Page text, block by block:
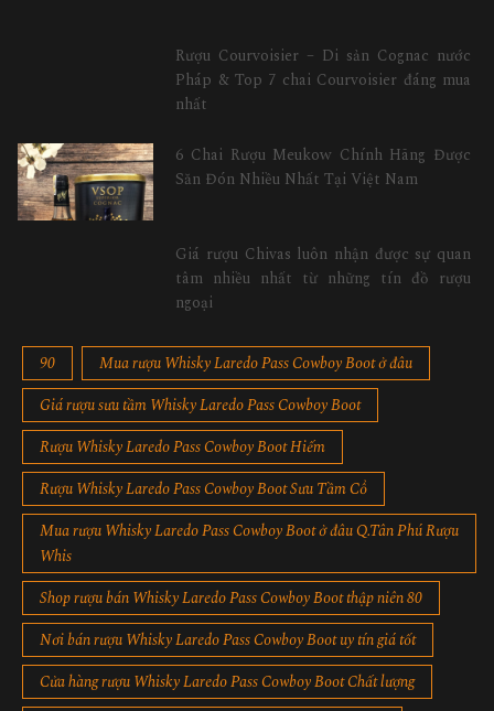
Rượu Courvoisier – Di sản Cognac nước
Pháp & Top 7 chai Courvoisier đáng mua
nhất
6 Chai Rượu Meukow Chính Hãng Được
Săn Đón Nhiều Nhất Tại Việt Nam
Giá rượu Chivas luôn nhận được sự quan
tâm nhiều nhất từ những tín đồ rượu
ngoại
90
Mua rượu Whisky Laredo Pass Cowboy Boot ở đâu
Giá rượu sưu tầm Whisky Laredo Pass Cowboy Boot
Rượu Whisky Laredo Pass Cowboy Boot Hiếm
Rượu Whisky Laredo Pass Cowboy Boot Sưu Tầm Cổ
Mua rượu Whisky Laredo Pass Cowboy Boot ở đâu Q.Tân Phú Rượu
Whis
Shop rượu bán Whisky Laredo Pass Cowboy Boot thập niên 80
Nơi bán rượu Whisky Laredo Pass Cowboy Boot uy tín giá tốt
Cửa hàng rượu Whisky Laredo Pass Cowboy Boot Chất lượng